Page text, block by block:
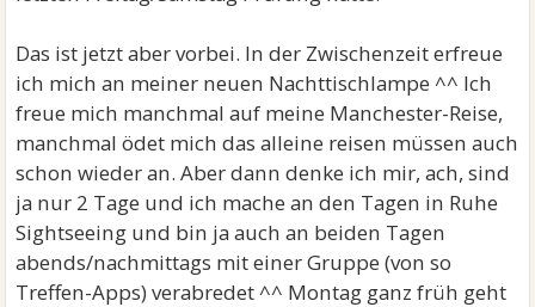
Das ist jetzt aber vorbei. In der Zwischenzeit erfreue
ich mich an meiner neuen Nachttischlampe ^^ Ich
freue mich manchmal auf meine Manchester-Reise,
manchmal ödet mich das alleine reisen müssen auch
schon wieder an. Aber dann denke ich mir, ach, sind
ja nur 2 Tage und ich mache an den Tagen in Ruhe
Sightseeing und bin ja auch an beiden Tagen
abends/nachmittags mit einer Gruppe (von so
Treffen-Apps) verabredet ^^ Montag ganz früh geht